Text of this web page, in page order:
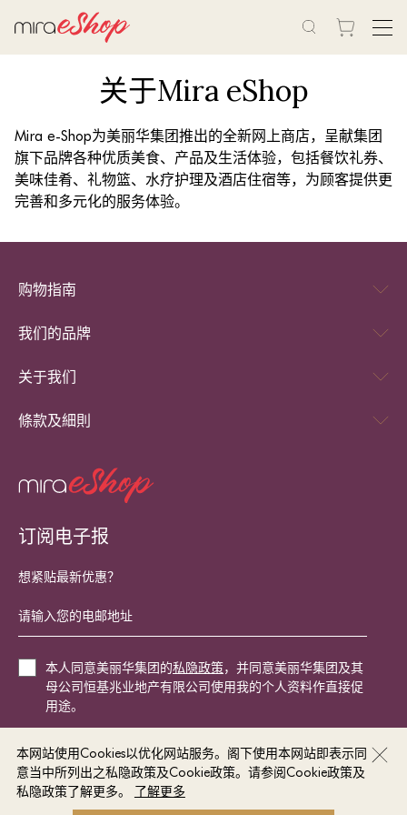
关于Mira eShop
Mira e-Shop为美丽华集团推出的全新网上商店，呈献集团
旗下品牌各种优质美食、产品及生活体验，包括餐饮礼券、
美味佳肴、礼物篮、水疗护理及酒店住宿等，为顾客提供更
完善和多元化的服务体验。
本网站使用Cookies以优化网站服务。阁下使用本网站即表示同
意当中所列出之私隐政策及Cookie政策。请参阅Cookie政策及
私隐政策了解更多。 了解更多
购物指南
我们的品牌
关于我们
條款及細則
订阅电子报
想紧贴最新优惠？
本人同意美丽华集团的私隐政策，并同意美丽华集团及其
母公司恒基兆业地产有限公司使用我的个人资料作直接促
用途。
立即登记